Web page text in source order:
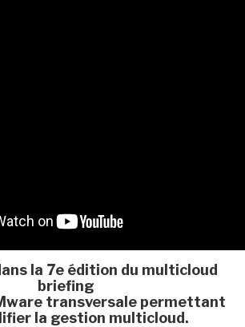
la 7e édition du multicloud
briefing
transversale permettant
la gestion multicloud.